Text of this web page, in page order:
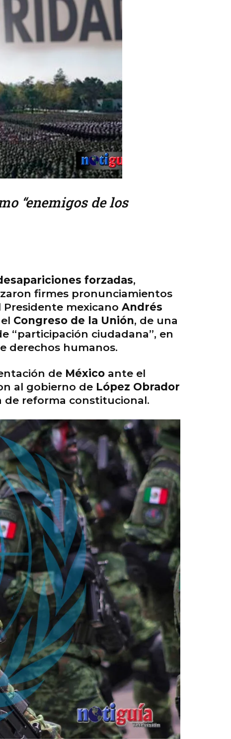
“enemigos de los
forzadas,
firmes pronunciamientos
mexicano Andrés
Congreso de la Unión, de una
“participación ciudadana”, en
derechos humanos.
de México ante el
al gobierno de López Obrador
de reforma constitucional.